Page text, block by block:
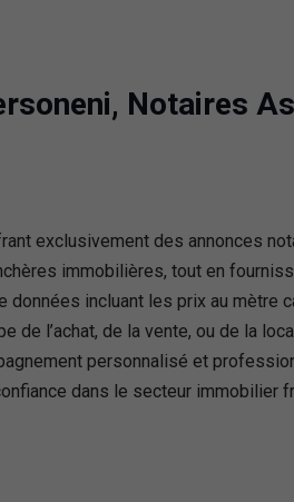
Notaires
exclusivement des annonces
immobilières, tout en
incluant les prix au mètre
de l’achat, de la vente, ou de la
personnalisé et
dans le secteur immobilier